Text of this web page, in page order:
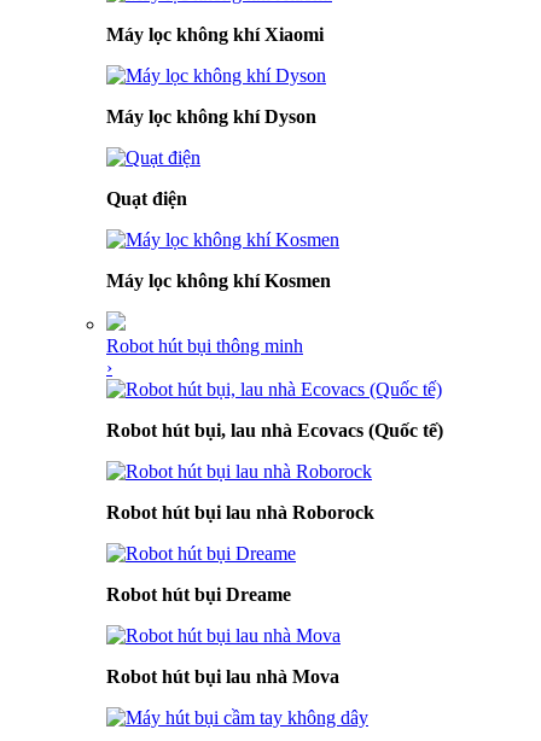
Máy lọc không khí Xiaomi
Máy lọc không khí Dyson
Quạt điện
Máy lọc không khí Kosmen
Robot hút bụi thông minh
›
Robot hút bụi, lau nhà Ecovacs (Quốc tế)
Robot hút bụi lau nhà Roborock
Robot hút bụi Dreame
Robot hút bụi lau nhà Mova